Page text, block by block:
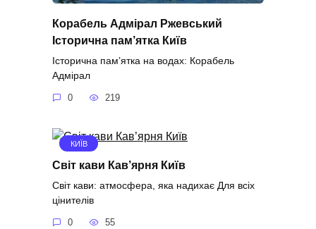
Корабель Адмірал Ржевський
Історична пам’ятка Київ
Історична пам’ятка на водах: Корабель
Адмірал
0 219
КИЇВ
Світ кави Кав’ярня Київ
Світ кави: атмосфера, яка надихає Для всіх
цінителів
0 55